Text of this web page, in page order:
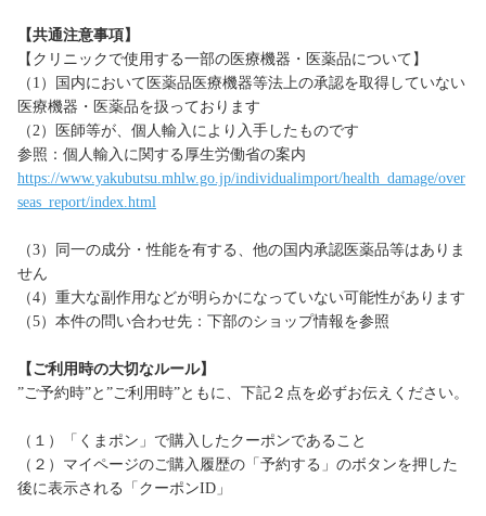
【共通注意事項】
【クリニックで使用する一部の医療機器・医薬品について】
（1）国内において医薬品医療機器等法上の承認を取得していない
医療機器・医薬品を扱っております
（2）医師等が、個人輸入により入手したものです
参照：個人輸入に関する厚生労働省の案内
https://www.yakubutsu.mhlw.go.jp/individualimport/health_damage/over
seas_report/index.html
（3）同一の成分・性能を有する、他の国内承認医薬品等はありま
せん
（4）重大な副作用などが明らかになっていない可能性があります
（5）本件の問い合わせ先：下部のショップ情報を参照
【ご利用時の大切なルール】
”ご予約時”と”ご利用時”ともに、下記２点を必ずお伝えください。
（１）「くまポン」で購入したクーポンであること
（２）マイページのご購入履歴の「予約する」のボタンを押した
後に表示される「クーポンID」